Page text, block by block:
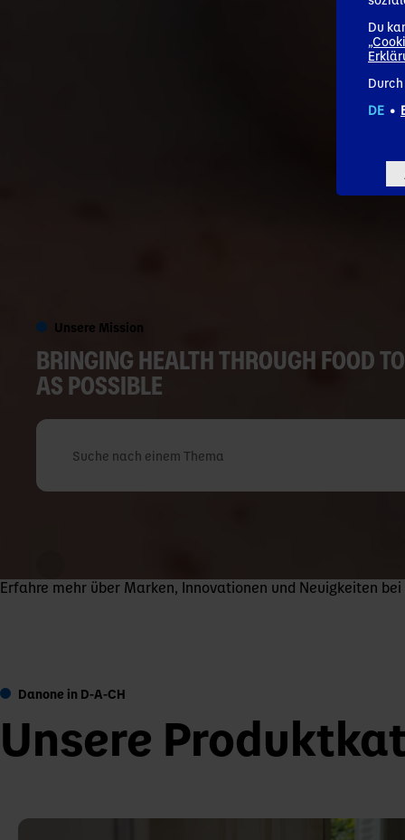
Erfahre mehr über Marken, Innovationen und Neuigkeiten
Unsere Mission
BRINGING HEALTH THROUGH FOOD
AS POSSIBLE
Suche nach einem Thema
Danone in D-A-CH
Unsere
Du
DE •